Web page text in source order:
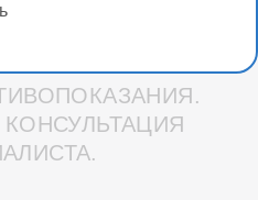
магазина Вебформат